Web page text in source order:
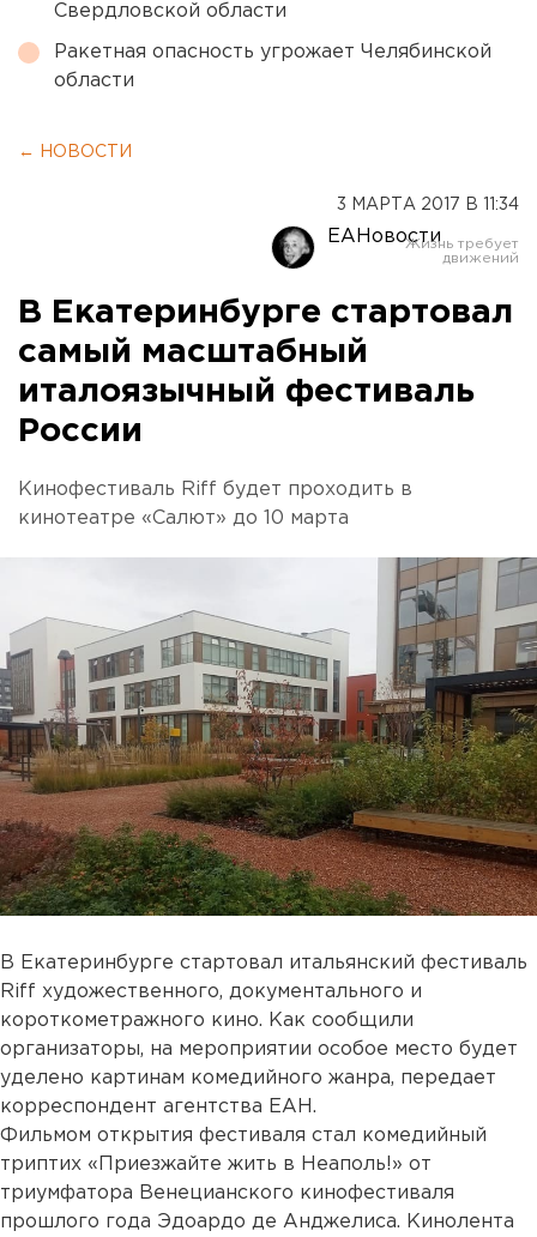
Свердловской области
Ракетная опасность угрожает Челябинской
области
← НОВОСТИ
3 МАРТА 2017 В 11:34
ЕАНовости
В Екатеринбурге стартовал
самый масштабный
италоязычный фестиваль
России
Кинофестиваль Riff будет проходить в
кинотеатре «Салют» до 10 марта
В Екатеринбурге стартовал итальянский фестиваль
Riff художественного, документального и
короткометражного кино. Как сообщили
организаторы, на мероприятии особое место будет
уделено картинам комедийного жанра, передает
корреспондент агентства ЕАН.
Фильмом открытия фестиваля стал комедийный
триптих «Приезжайте жить в Неаполь!» от
триумфатора Венецианского кинофестиваля
прошлого года Эдоардо де Анджелиса. Кинолента